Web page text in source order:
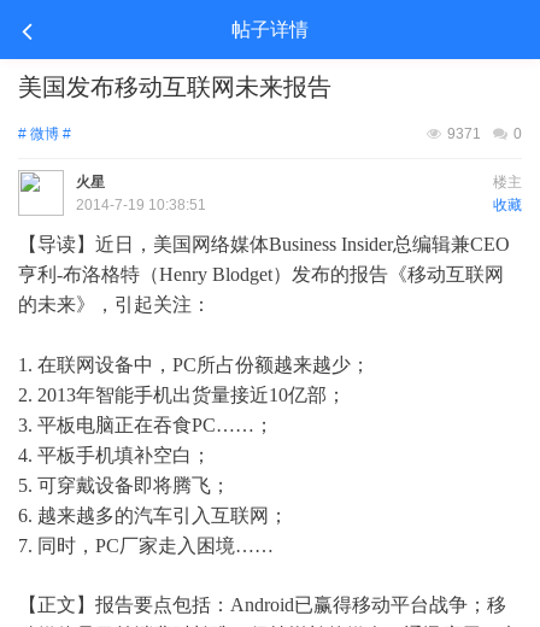
帖子详情
美国发布移动互联网未来报告
# 微博 # 0
9371
楼主
火星
收藏
2014-7-19 10:38:51
【导读】近日，美国网络媒体Business Insider总编辑兼CEO
亨利-布洛格特（Henry Blodget）发布的报告《移动互联网
的未来》，引起关注：
1. 在联网设备中，PC所占份额越来越少；
2. 2013年智能手机出货量接近10亿部；
3. 平板电脑正在吞食PC……；
4. 平板手机填补空白；
5. 可穿戴设备即将腾飞；
6. 越来越多的汽车引入互联网；
7. 同时，PC厂家走入困境……
【正文】报告要点包括：Android已赢得移动平台战争；移